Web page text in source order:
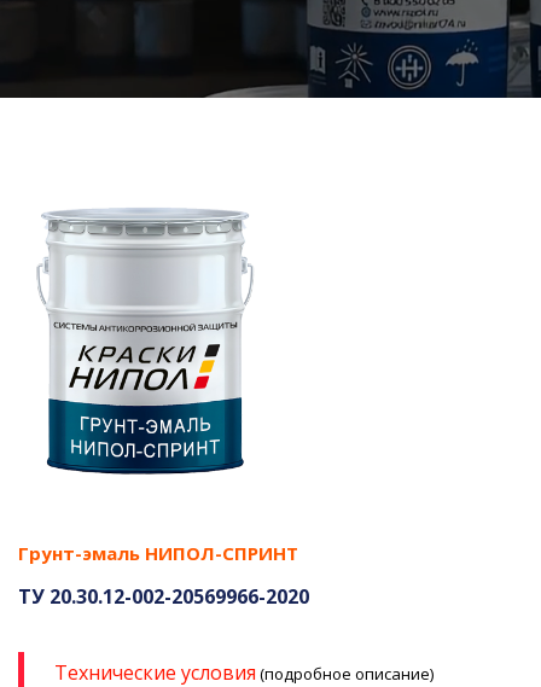
Грунт-эмаль НИПОЛ-СПРИНТ
ТУ 20.30.12-002-20569966-2020
Технические условия (подробное описание)